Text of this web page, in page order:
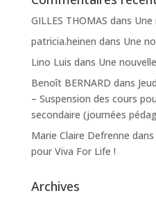
GILLES THOMAS dans Une
patricia.heinen dans Une
Lino Luis dans Une
Benoît BERNARD dans
– Suspension des cours
secondaire (journées
Marie Claire Defrenne dans
pour Viva For Life !
Archives